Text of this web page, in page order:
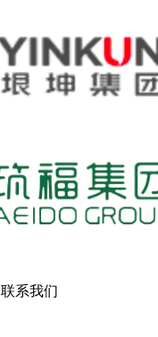
联系我们